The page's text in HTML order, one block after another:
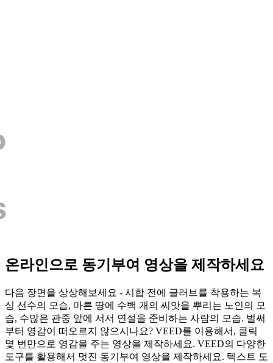
온라인으로 동기부여 영상을 제작하세요
다음 장면을 상상해보세요 - 시합 전에 글러브를 착용하는 복
싱 선수의 모습, 마른 땅에 수백 개의 씨앗을 뿌리는 노인의 모
습, 수많은 관중 앞에 서서 연설을 준비하는 사람의 모습. 벌써
부터 영감이 떠오르지 않으시나요? VEED를 이용해서, 클릭
몇 번만으로 영감을 주는 영상을 제작하세요. VEED의 다양한
도구를 활용해서 멋진 동기부여 영상을 제작하세요. 텍스트 도